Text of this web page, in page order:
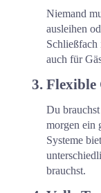
Niemand
ausleihen
Schließfach
auch für
Flexible
Du
morgen ein
Systeme
brauchst.